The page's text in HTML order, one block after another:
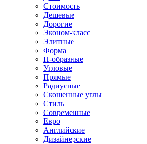
Стоимость
Дешевые
Дорогие
Эконом-класс
Элитные
Форма
П-образные
Угловые
Прямые
Радиусные
Скошенные углы
Стиль
Современные
Евро
Английские
Дизайнерские